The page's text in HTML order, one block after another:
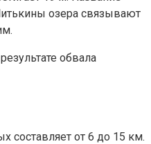
озера связывают
обвала
составляет от 6 до 15 км.